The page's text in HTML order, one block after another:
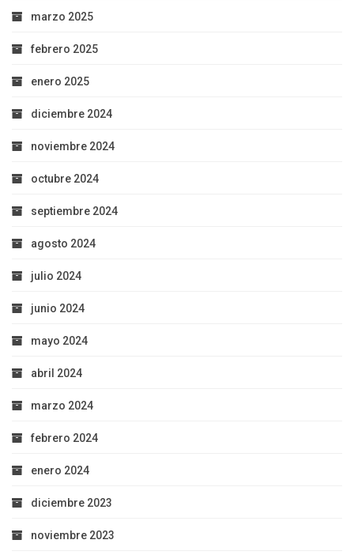
marzo 2025
febrero 2025
enero 2025
diciembre 2024
noviembre 2024
octubre 2024
septiembre 2024
agosto 2024
julio 2024
junio 2024
mayo 2024
abril 2024
marzo 2024
febrero 2024
enero 2024
diciembre 2023
noviembre 2023